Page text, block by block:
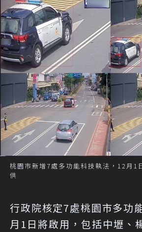
桃園市新增7處多功能科技執法，12月1
供
行政院核定7處桃園市多功
月1日將啟用，包括中壢、